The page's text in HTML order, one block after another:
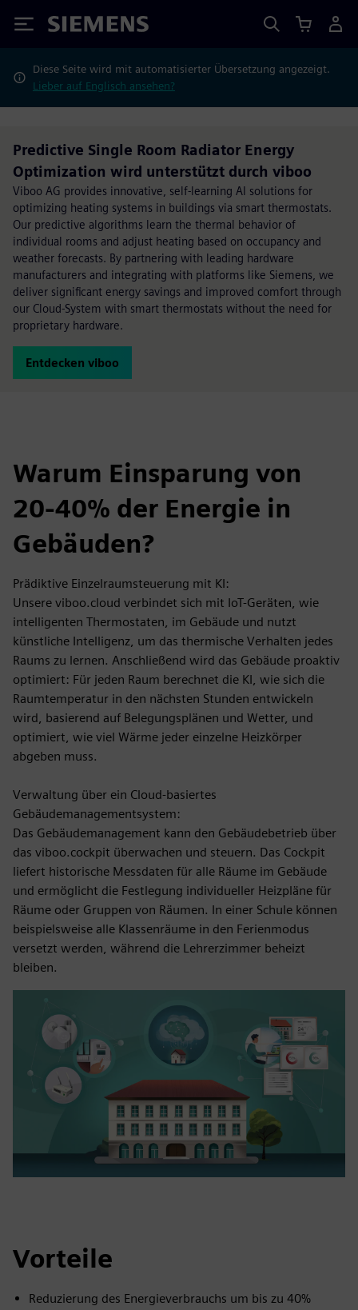
Siemens
Diese Seite wird mit automatisierter Übersetzung angezeigt.
Lieber auf Englisch ansehen?
Predictive Single Room Radiator Energy
Optimization wird unterstützt durch viboo
Viboo AG provides innovative, self-learning AI solutions for
optimizing heating systems in buildings via smart thermostats.
Our predictive algorithms learn the thermal behavior of
individual rooms and adjust heating based on occupancy and
weather forecasts. By partnering with leading hardware
manufacturers and integrating with platforms like Siemens, we
deliver significant energy savings and improved comfort through
our Cloud-System with smart thermostats without the need for
proprietary hardware.
Entdecken viboo
Warum Einsparung von
20-40% der Energie in
Gebäuden?
Prädiktive Einzelraumsteuerung mit KI:
Unsere viboo.cloud verbindet sich mit IoT-Geräten, wie
intelligenten Thermostaten, im Gebäude und nutzt
künstliche Intelligenz, um das thermische Verhalten jedes
Raums zu lernen. Anschließend wird das Gebäude proaktiv
optimiert: Für jeden Raum berechnet die KI, wie sich die
Raumtemperatur in den nächsten Stunden entwickeln
wird, basierend auf Belegungsplänen und Wetter, und
optimiert, wie viel Wärme jeder einzelne Heizkörper
abgeben muss.
Verwaltung über ein Cloud-basiertes
Gebäudemanagementsystem:
Das Gebäudemanagement kann den Gebäudebetrieb über
das viboo.cockpit überwachen und steuern. Das Cockpit
liefert historische Messdaten für alle Räume im Gebäude
und ermöglicht die Festlegung individueller Heizpläne für
Räume oder Gruppen von Räumen. In einer Schule können
beispielsweise alle Klassenräume in den Ferienmodus
versetzt werden, während die Lehrerzimmer beheizt
bleiben.
Vorteile
Reduzierung des Energieverbrauchs um bis zu 40%